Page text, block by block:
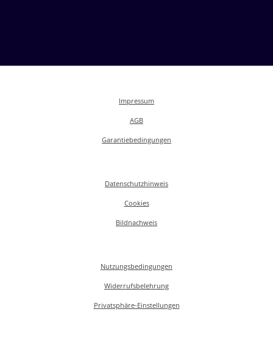
Impressum
AGB
Garantiebedingungen
Datenschutzhinweis
Cookies
Bildnachweis
Nutzungsbedingungen
Widerrufsbelehrung
Privatsphäre-Einstellungen